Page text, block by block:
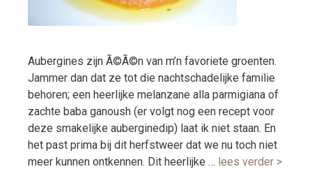
Aubergines zijn Ã©Ã©n van m’n favoriete groenten.
Jammer dan dat ze tot die nachtschadelijke familie
behoren; een heerlijke melanzane alla parmigiana of
zachte baba ganoush (er volgt nog een recept voor
deze smakelijke auberginedip) laat ik niet staan. En
het past prima bij dit herfstweer dat we nu toch niet
meer kunnen ontkennen. Dit heerlijke … lees verder >